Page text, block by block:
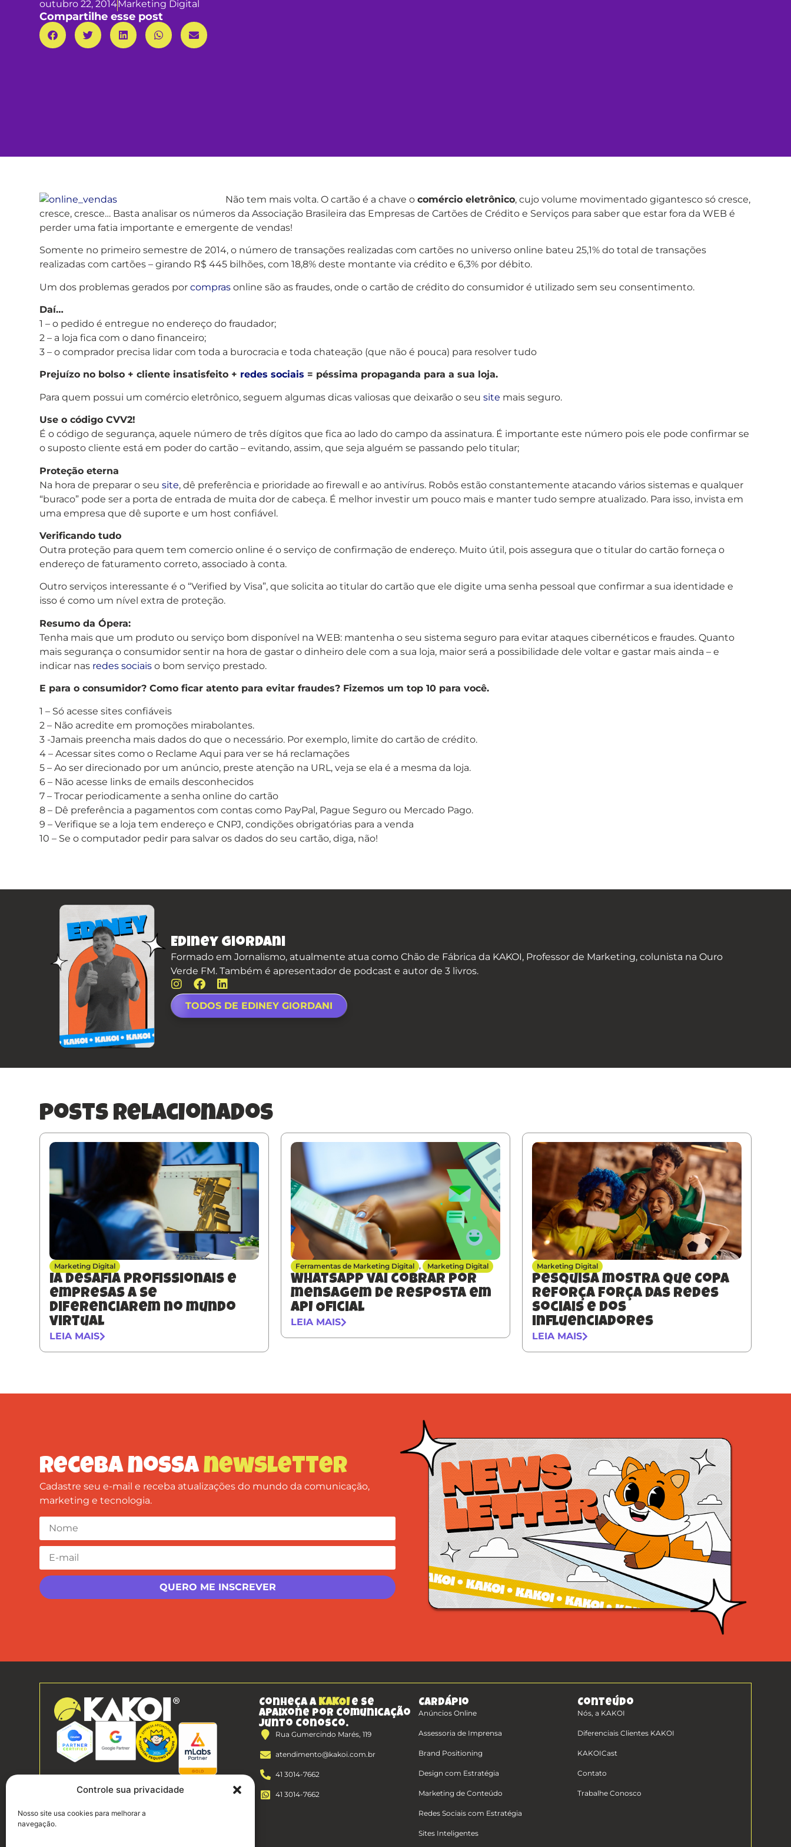
Controle sua privacidade
Nosso site usa cookies para melhorar a
navegação.
outubro 22, 2014Marketing Digital
Compartilhe esse post
Não tem mais volta. O cartão é a chave ocomércio eletrônico, cujo volume movimentado gigantesco só cresce,
cresce, cresce… Basta analisar os números da Associação Brasileira das Empresas de Cartões de Crédito e Serviços para saber que estar fora da WEB é
perder uma fatia importante e emergente de vendas!
Somente no primeiro semestre de 2014, o número de transações realizadas com cartões no universo online bateu 25,1% do total de transações
realizadas com cartões – girando R$ 445 bilhões, com 18,8% deste montante via crédito e 6,3% por débito.
Um dos problemas gerados porcompras online são as fraudes, onde o cartão de crédito do consumidor é utilizado sem seu consentimento.
Daí…
1 – o pedido é entregue no endereço do fraudador;
2 – a loja fica com o dano financeiro;
3 – o comprador precisa lidar com toda a burocracia e toda chateação (que não é pouca) para resolver tudo
Prejuízo no bolso + cliente insatisfeito + redes sociais = péssima propaganda para a sua loja.
Para quem possui um comércio eletrônico, seguem algumas dicas valiosas que deixarão o seusite mais seguro.
Use o código CVV2!
É o código de segurança, aquele número de três dígitos que fica ao lado do campo da assinatura. É importante este número pois ele pode confirmar se
o suposto cliente está em poder do cartão – evitando, assim, que seja alguém se passando pelo titular;
Proteção eterna
Na hora de preparar o seusite, dê preferência e prioridade ao firewall e ao antivírus. Robôs estão constantemente atacando vários sistemas e qualquer
“buraco” pode ser a porta de entrada de muita dor de cabeça. É melhor investir um pouco mais e manter tudo sempre atualizado. Para isso, invista em
uma empresa que dê suporte e um host confiável.
Verificando tudo
Outra proteção para quem tem comercio online é o serviço de confirmação de endereço. Muito útil, pois assegura que o titular do cartão forneça o
endereço de faturamento correto, associado à conta.
Outro serviços interessante é o “Verified by Visa”, que solicita ao titular do cartão que ele digite uma senha pessoal que confirmar a sua identidade e
isso é como um nível extra de proteção.
Resumo da Ópera:
Tenha mais que um produto ou serviço bom disponível na WEB: mantenha o seu sistema seguro para evitar ataques cibernéticos e fraudes. Quanto
mais segurança o consumidor sentir na hora de gastar o dinheiro dele com a sua loja, maior será a possibilidade dele voltar e gastar mais ainda – e
indicar nas redes sociais o bom serviço prestado.
E para o consumidor? Como ficar atento para evitar fraudes? Fizemos um top 10 para você.
1 – Só acesse sites confiáveis
2 – Não acredite em promoções mirabolantes.
3 -Jamais preencha mais dados do que o necessário. Por exemplo, limite do cartão de crédito.
4 – Acessar sites como o Reclame Aqui para ver se há reclamações
5 – Ao ser direcionado por um anúncio, preste atenção na URL, veja se ela é a mesma da loja.
6 – Não acesse links de emails desconhecidos
7 – Trocar periodicamente a senha online do cartão
8 – Dê preferência a pagamentos com contas como PayPal, Pague Seguro ou Mercado Pago.
9 – Verifique se a loja tem endereço e CNPJ, condições obrigatórias para a venda
10 – Se o computador pedir para salvar os dados do seu cartão, diga, não!
Ediney Giordani
Formado em Jornalismo, atualmente atua como Chão de Fábrica da KAKOI, Professor de Marketing, colunista na Ouro
Verde FM. Também é apresentador de podcast e autor de 3 livros.
TODOS DE EDINEY GIORDANI
posts relacionados
Marketing Digital
IA desafia profissionais e
empresas a se
diferenciarem no mundo
virtual
LEIA MAIS
Ferramentas de Marketing Digital , Marketing Digital
Whatsapp vai cobrar por
mensagem de resposta em
API Oficial
LEIA MAIS
Marketing Digital
Pesquisa mostra que Copa
reforça força das redes
sociais e dos
influenciadores
LEIA MAIS
Receba nossanewsletter
Cadastre seu e-mail e receba atualizações do mundo da comunicação,
marketing e tecnologia.
Conheça a KAKOIe se
apaixone por comunicação
junto conosco.
Rua Gumercindo Marés, 119
atendimento@kakoi.com.br
41 3014-7662
41 3014-7662
Cardápio
Anúncios Online
Assessoria de Imprensa
Brand Positioning
Design com Estratégia
Marketing de Conteúdo
Redes Sociais com Estratégia
Sites Inteligentes
Conteúdo
Nós, a KAKOI
Diferenciais Clientes KAKOI
KAKOICast
Contato
Trabalhe Conosco